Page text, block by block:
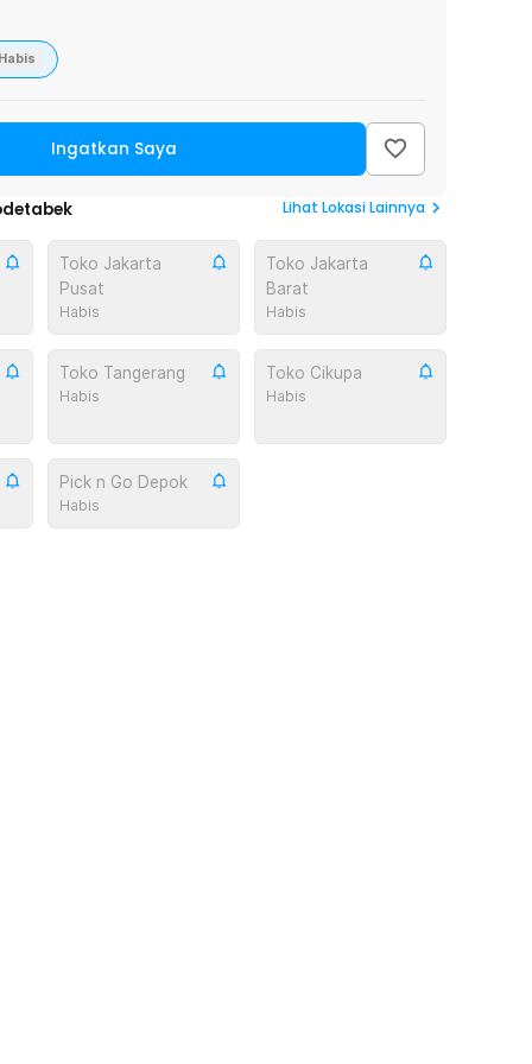
Habis
Ingatkan Saya
Lihat Lokasi Lainnya
Toko Jakarta
Pusat
Habis
Toko Jakarta
Barat
Habis
Toko Tangerang
Habis
Toko Cikupa
Habis
Pick n Go Depok
Habis